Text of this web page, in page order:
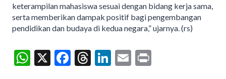
keterampilan mahasiswa sesuai dengan bidang kerja sama,
serta memberikan dampak positif bagi pengembangan
pendidikan dan budaya di kedua negara,” ujarnya. (rs)
W X
F
T
Li E